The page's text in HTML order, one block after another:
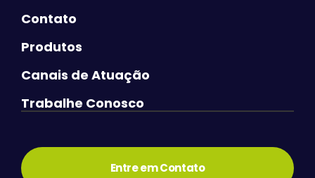
Contato
Produtos
Canais de Atuação
Trabalhe Conosco
Entre em Contato